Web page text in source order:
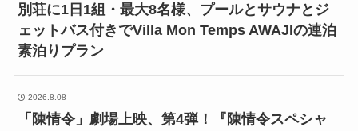
別荘に1日1組・最大8名様、プールとサウナとジ
ェットバス付きでVilla Mon Temps AWAJIの連泊
素泊りプラン
2026.8.08
「陳情令」劇場上映、第4弾！『陳情令スペシャ